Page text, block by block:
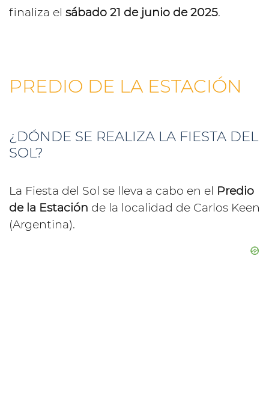
finaliza el sábado 21 de junio de 2025.
PREDIO DE LA ESTACIÓN
¿DÓNDE SE REALIZA LA FIESTA DEL
SOL?
La Fiesta del Sol se lleva a cabo en el Predio
de la Estación de la localidad de Carlos Keen
(Argentina).